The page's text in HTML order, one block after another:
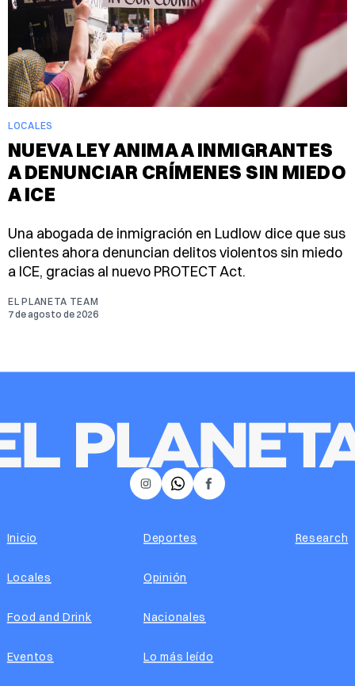
LOCALES
NUEVA LEY ANIMA A INMIGRANTES
A DENUNCIAR CRÍMENES SIN MIEDO
A ICE
Una abogada de inmigración en Ludlow dice que sus
clientes ahora denuncian delitos violentos sin miedo
a ICE, gracias al nuevo PROTECT Act.
EL PLANETA TEAM
7 de agosto de 2026
𝕏 Facebook
Instagram
Inicio
Locales
Food and Drink
Eventos
Deportes
Opinión
Nacionales
Lo más leído
Research